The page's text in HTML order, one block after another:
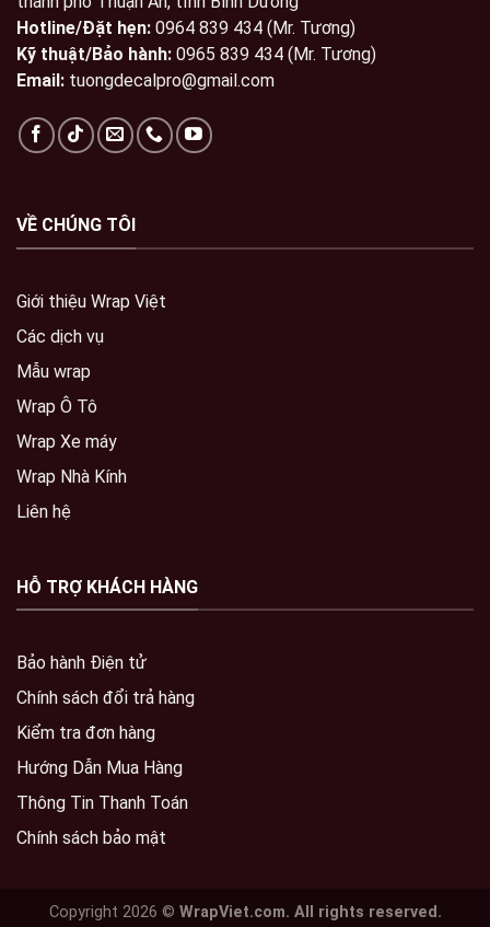
Hotline/Đặt hẹn: 0964 839 434 (Mr. Tương)
Kỹ thuật/Bảo hành: 0965 839 434 (Mr. Tương)
Email: tuongdecalpro@gmail.com
VỀ CHÚNG TÔI
Giới thiệu Wrap Việt
Các dịch vụ
Mẫu wrap
Wrap Ô Tô
Wrap Xe máy
Wrap Nhà Kính
Liên hệ
HỖ TRỢ KHÁCH HÀNG
Bảo hành Điện tử
Chính sách đổi trả hàng
Kiểm tra đơn hàng
Hướng Dẫn Mua Hàng
Thông Tin Thanh Toán
Chính sách bảo mật
Copyright 2026 © WrapViet.com. All rights reserved.